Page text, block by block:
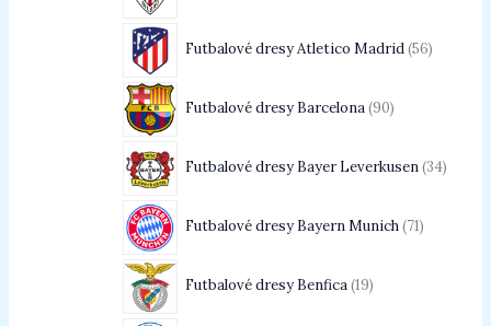
Futbalové dresy Atletico Madrid 56
Futbalové dresy Barcelona 90
Futbalové dresy Bayer Leverkusen 34
Futbalové dresy Bayern Munich 71
Futbalové dresy Benfica 19